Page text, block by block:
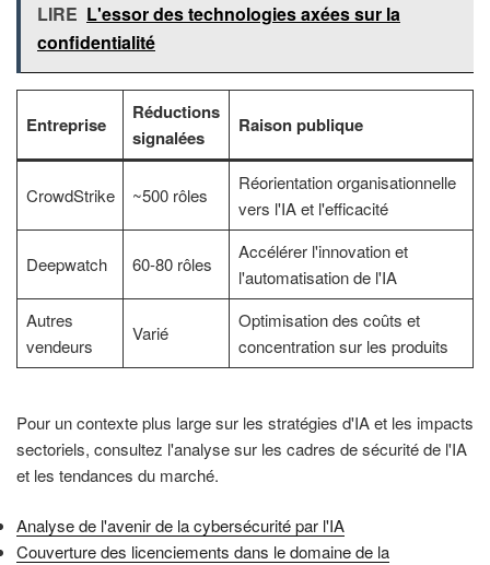
LIRE L'essor des technologies axées sur la
confidentialité
Entreprise
Réductions
signalées
Raison publique
CrowdStrike ~500 rôles
Réorientation organisationnelle
vers l'IA et l'efficacité
Deepwatch 60-80 rôles
Accélérer l'innovation et
l'automatisation de l'IA
Autres
vendeurs
Varié
Optimisation des coûts et
concentration sur les produits
Pour un contexte plus large sur les stratégies d'IA et les impacts
sectoriels, consultez l'analyse sur les cadres de sécurité de l'IA
et les tendances du marché.
Analyse de l'avenir de la cybersécurité par l'IA
Couverture des licenciements dans le domaine de la